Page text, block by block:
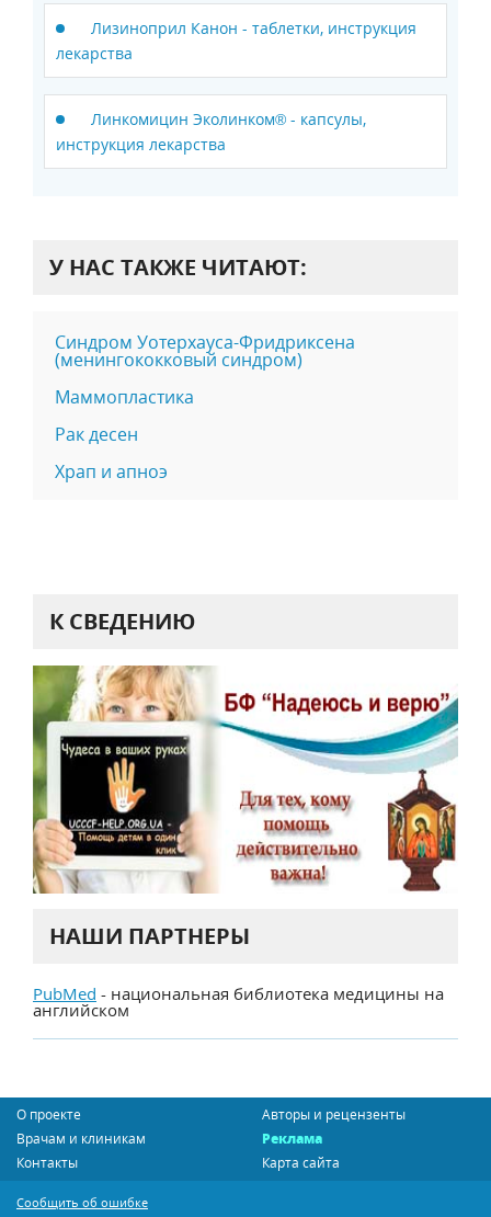
Лизиноприл Канон - таблетки, инструкция
лекарства
Линкомицин Эколинком® - капсулы,
инструкция лекарства
У НАС ТАКЖЕ ЧИТАЮТ:
Синдром Уотерхауса-Фридриксена
(менингококковый синдром)
Маммопластика
Рак десен
Храп и апноэ
К СВЕДЕНИЮ
НАШИ ПАРТНЕРЫ
PubMed - национальная библиотека медицины на
английском
О проекте
Авторы и рецензенты
Врачам и клиникам
Реклама
Контакты
Карта сайта
Сообщить об ошибке